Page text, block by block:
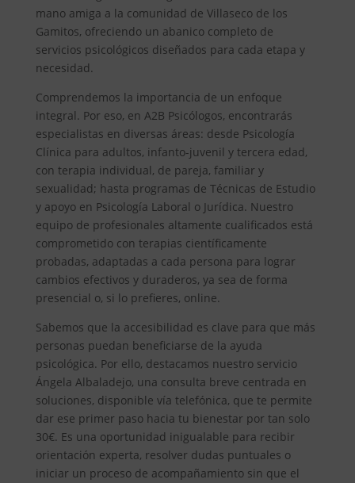
mano amiga a la comunidad de Villaseco de los
Gamitos, ofreciendo un abanico completo de
servicios psicológicos diseñados para cada etapa y
necesidad.
Comprendemos la importancia de un enfoque
integral. Por eso, en A2B Psicólogos, encontrarás
especialistas en diversas áreas: desde Psicología
Clínica para adultos, infanto-juvenil y tercera edad,
con terapia individual, de pareja, familiar y
sexualidad; hasta programas de Técnicas de Estudio
y apoyo en Psicología Laboral o Jurídica. Nuestro
equipo de profesionales altamente cualificados está
comprometido con terapias científicamente
probadas, adaptadas a cada persona para lograr
cambios efectivos y duraderos, ya sea de forma
presencial o, si lo prefieres, online.
Sabemos que la accesibilidad es clave para que más
personas puedan beneficiarse de la ayuda
psicológica. Por ello, destacamos nuestro servicio
Ángela Albaladejo, una consulta breve centrada en
soluciones, disponible vía telefónica, que te permite
dar ese primer paso hacia tu bienestar por tan solo
30€. Es una oportunidad inigualable para recibir
orientación experta, resolver dudas puntuales o
iniciar un proceso de acompañamiento sin que el